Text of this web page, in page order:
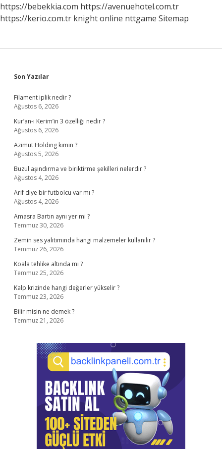
https://bebekkia.com https://avenuehotel.com.tr
https://kerio.com.tr knight online nttgame Sitemap
Sidebar
Son Yazılar
Filament iplik nedir ?
Ağustos 6, 2026
Kur’an-ı Kerim’in 3 özelliği nedir ?
Ağustos 6, 2026
Azimut Holding kimin ?
Ağustos 5, 2026
Buzul aşındırma ve biriktirme şekilleri nelerdir ?
Ağustos 4, 2026
Arif diye bir futbolcu var mı ?
Ağustos 4, 2026
Amasra Bartın aynı yer mi ?
Temmuz 30, 2026
Zemin ses yalıtımında hangi malzemeler kullanılır ?
Temmuz 26, 2026
Koala tehlike altında mı ?
Temmuz 25, 2026
Kalp krizinde hangi değerler yükselir ?
Temmuz 23, 2026
Bilir misin ne demek ?
Temmuz 21, 2026